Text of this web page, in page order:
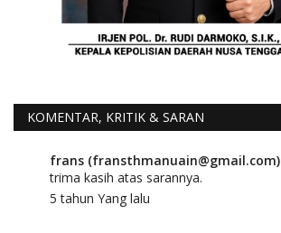
KOMENTAR, KRITIK & SARAN
frans (fransthmanuain@gmail.com)
trima kasih atas sarannya.
5 tahun Yang lalu